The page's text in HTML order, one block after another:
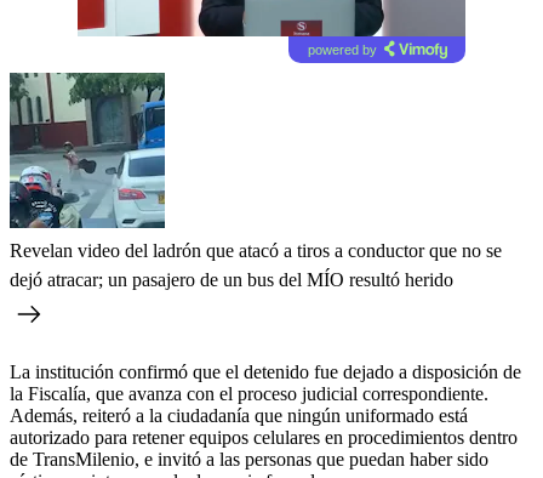
powered by
Revelan video del ladrón que atacó a tiros a conductor que no se
dejó atracar; un pasajero de un bus del MÍO resultó herido
La institución confirmó que el detenido fue dejado a disposición de
la Fiscalía, que avanza con el proceso judicial correspondiente.
Además, reiteró a la ciudadanía que ningún uniformado está
autorizado para retener equipos celulares en procedimientos dentro
de TransMilenio, e invitó a las personas que puedan haber sido